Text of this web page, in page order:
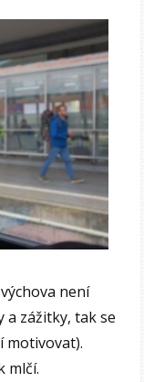
není
a zážitky, tak se
motivovat).
mlčí.